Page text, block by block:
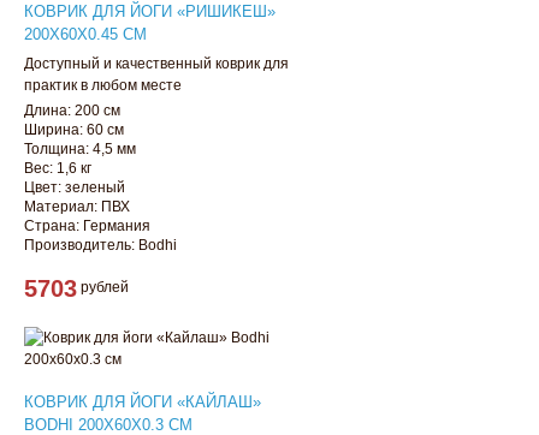
КОВРИК ДЛЯ ЙОГИ «РИШИКЕШ»
200Х60Х0.45 СМ
Доступный и качественный коврик для
практик в любом месте
Длина: 200 см
Ширина: 60 см
Толщина: 4,5 мм
Вес: 1,6 кг
Цвет: зеленый
Материал: ПВХ
Страна: Германия
Производитель: Bodhi
5703 рублей
КОВРИК ДЛЯ ЙОГИ «КАЙЛАШ»
BODHI 200Х60Х0.3 СМ